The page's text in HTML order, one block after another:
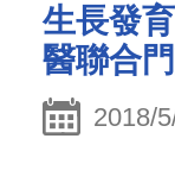
生長發
醫聯合
2018/